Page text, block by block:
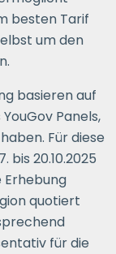
besten Tarif
um den
basieren auf
Panels,
Für diese
bis 20.10.2025
Erhebung
quotiert
für die